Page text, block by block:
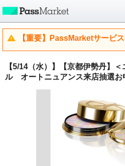
【重要】PassMarketサービ
【5/14（水）】【京都伊勢丹】
ル オートニュアンス来店抽選お